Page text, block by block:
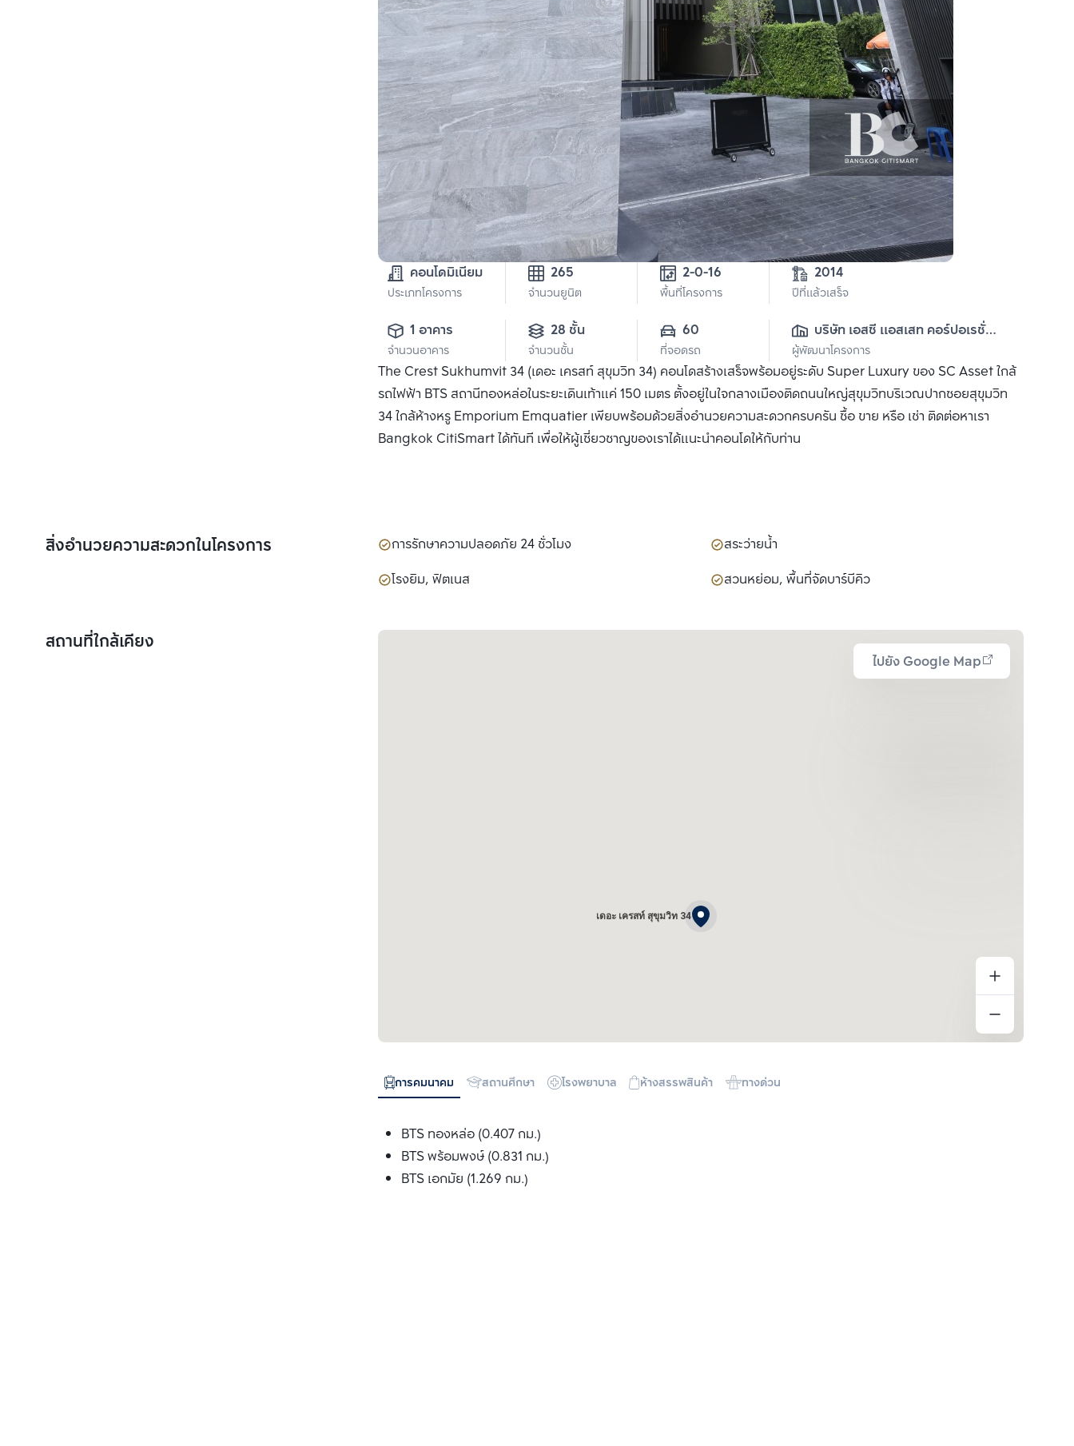
คอนโดมิเนียม
ประเภทโครงการ
265
จำนวนยูนิต พื้นที่โครงการ
2014
ปีที่แล้วเสร็จ
1 อาคาร
จำนวนอาคาร
28 ชั้น
จำนวนชั้น
60
ที่จอดรถ
บริษัท เอสซี แอสเสท คอร์ปอเรชั่น
จำกัด (มหาชน)
ผู้พัฒนาโครงการ
The Crest Sukhumvit 34 (เดอะ เครสท์ สุขุมวิท 34) คอนโดสร้างเสร็จพร้อมอยู่ระดับ Super Luxury ของ SC Asset ใกล้
รถไฟฟ้า BTS สถานีทองหล่อในระยะเดินเท้าแค่ 150 เมตร ตั้งอยู่ในใจกลางเมืองติดถนนใหญ่สุขุมวิทบริเวณปากซอยสุขุมวิท
34 ใกล้ห้างหรู Emporium Emquatier เพียบพร้อมด้วยสิ่งอำนวยความสะดวกครบครัน ซื้อ ขาย หรือ เช่า ติดต่อหาเรา
Bangkok CitiSmart ได้ทันที เพื่อให้ผู้เชี่ยวชาญของเราได้แนะนำคอนโดให้กับท่าน
สิ่งอำนวยความสะดวกในโครงการ การรักษาความปลอดภัย 24 ชั่วโมง
สระว่ายน้ำ
โรงยิม, ฟิตเนส
สวนหย่อม, พื้นที่จัดบาร์บีคิว
สถานที่ใกล้เคียง
ไปยัง Google Map
เดอะ เครสท์ สุขุมวิท 34
การคมนาคม สถานศึกษา โรงพยาบาล ห้างสรรพสินค้า ทางด่วน
BTS ทองหล่อ (0.407 กม.)
BTS พร้อมพงษ์ (0.831 กม.)
BTS เอกมัย (1.269 กม.)